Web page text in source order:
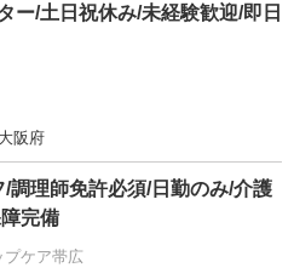
ー/土日祝休み/未経験歓迎/即日
阪府
/調理師免許必須/日勤のみ/介護
完備
ケア帯広